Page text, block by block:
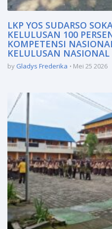
LKP YOS SUDARSO
KELULUSAN 100
KOMPETENSI
KELULUSAN NASIONAL
by Gladys Frederika Mei 25 2026